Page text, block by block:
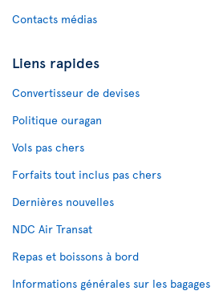
Contacts médias
Liens rapides
Convertisseur de devises
Politique ouragan
Vols pas chers
Forfaits tout inclus pas chers
Dernières nouvelles
NDC Air Transat
Repas et boissons à bord
Informations générales sur les bagages